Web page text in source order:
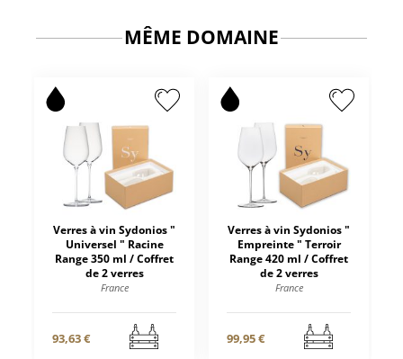
MÊME DOMAINE
Verres à vin Sydonios "
Universel " Racine
Range 350 ml / Coffret
de 2 verres
France
93,63 €
Verres à vin Sydonios "
Empreinte " Terroir
Range 420 ml / Coffret
de 2 verres
France
99,95 €